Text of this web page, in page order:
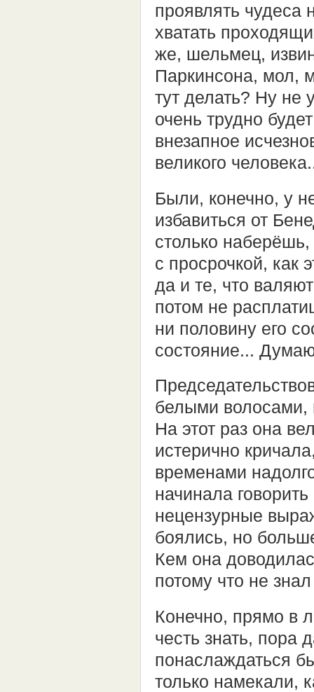
проявлять чудеса
хватать
же, шельмец,
Паркинсона, мол,
тут делать? Ну не
очень трудно
внезапное
великого
Были, конечно, у
избавиться от
столько
с просрочкой, как
да и те, что
потом не
ни половину его
состояние...
белыми волосами,
На этот раз она
истерично
временами
начинала
нецензурные
боялись, но
Кем она
потому что не
Конечно, прямо в
честь знать, пора
понаслаждаться
только намекали,